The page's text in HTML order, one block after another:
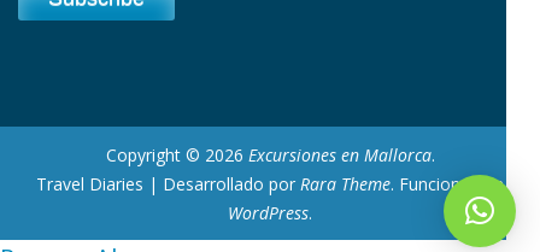
Copyright © 2026 Excursiones en Mallorca.
Travel Diaries | Desarrollado por Rara Theme. Funciona con
WordPress.